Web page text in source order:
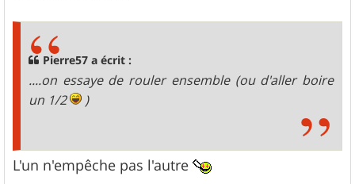
Pierre57 a écrit :
....on essaye de rouler ensemble (ou d'aller boire
un 1/2
)
L'un n'empêche pas l'autre